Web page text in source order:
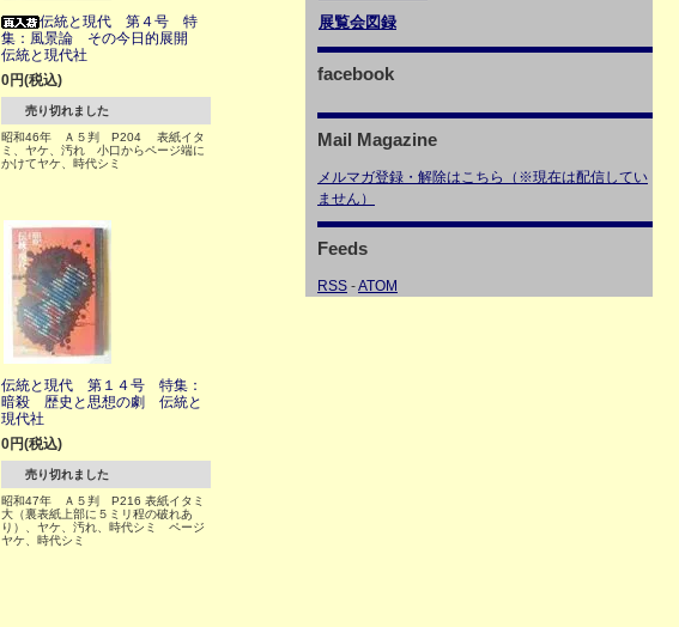
伝統と現代 第４号 特
集：風景論 その今日的展開
伝統と現代社
0円(税込)
売り切れました
昭和46年 Ａ５判 P204 表紙イタ
ミ、ヤケ、汚れ 小口からページ端に
かけてヤケ、時代シミ
伝統と現代 第１４号 特集：
暗殺 歴史と思想の劇 伝統と
現代社
0円(税込)
売り切れました
昭和47年 Ａ５判 P216 表紙イタミ
大（裏表紙上部に５ミリ程の破れあ
り）、ヤケ、汚れ、時代シミ ページ
ヤケ、時代シミ
展覧会図録
facebook
Mail Magazine
メルマガ登録・解除はこちら（※現在は配信してい
ません）
Feeds
RSS -ATOM